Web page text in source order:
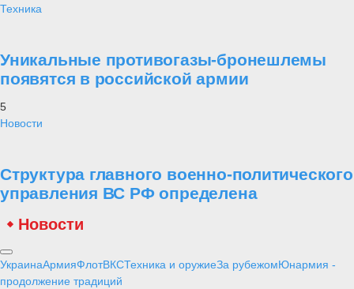
Техника
Уникальные противогазы-бронешлемы
появятся в российской армии
5
Новости
Структура главного военно-политического
управления ВС РФ определена
Новости
УкраинаАрмияФлотВКСТехника и оружиеЗа рубежомЮнармия -
продолжение традиций